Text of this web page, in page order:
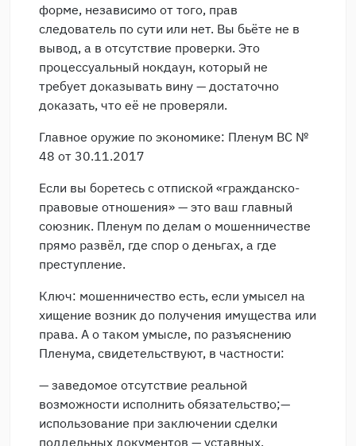
форме, независимо от того, прав
следователь по сути или нет. Вы бьёте не в
вывод, а в отсутствие проверки. Это
процессуальный нокдаун, который не
требует доказывать вину — достаточно
доказать, что её не проверяли.
Главное оружие по экономике: Пленум ВС №
48 от 30.11.2017
Если вы боретесь с отпиской «гражданско-
правовые отношения» — это ваш главный
союзник. Пленум по делам о мошенничестве
прямо развёл, где спор о деньгах, а где
преступление.
Ключ: мошенничество есть, если умысел на
хищение возник до получения имущества или
права. А о таком умысле, по разъяснению
Пленума, свидетельствуют, в частности:
— заведомое отсутствие реальной
возможности исполнить обязательство;—
использование при заключении сделки
поддельных документов — уставных,